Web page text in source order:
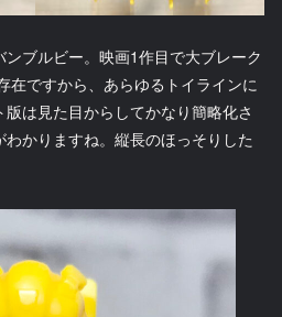
ンブルビー。映画1作目で大ブレーク
在ですから、あらゆるトイラインに
は見た目からしてかなり簡略化さ
かりますね。縦長のほっそりした